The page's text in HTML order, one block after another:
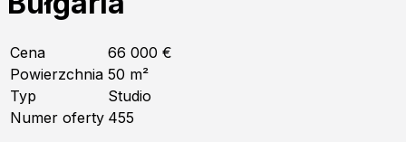
Cena
66 000 €
Powierzchnia 50 m²
Typ
Studio
Numer oferty 455